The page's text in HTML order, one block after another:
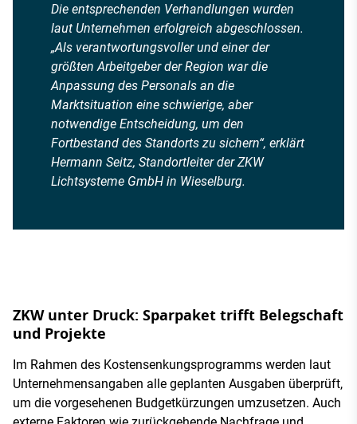
Die entsprechenden Verhandlungen wurden
laut Unternehmen erfolgreich abgeschlossen.
„Als verantwortungsvoller und einer der
größten Arbeitgeber der Region war die
Anpassung des Personals an die
Marktsituation eine schwierige, aber
notwendige Entscheidung, um den
Fortbestand des Standorts zu sichern“, erklärt
Hermann Seitz, Standortleiter der ZKW
Lichtsysteme GmbH in Wieselburg.
ZKW unter Druck: Sparpaket trifft Belegschaft
und Projekte
Im Rahmen des Kostensenkungsprogramms werden laut
Unternehmensangaben alle geplanten Ausgaben überprüft,
um die vorgesehenen Budgetkürzungen umzusetzen. Auch